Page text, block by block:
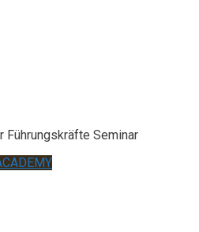
Führungskräfte Seminar